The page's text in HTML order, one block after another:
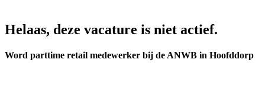
Helaas, deze vacature is niet actief.
Word parttime retail medewerker bij de ANWB in Hoofddorp